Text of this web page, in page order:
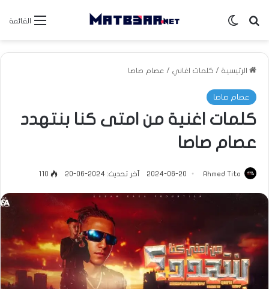
القائمة بحث عنالوضع المظلم
الرئيسية / كلمات اغاني / عصام صاصا
عصام صاصا
كلمات اغنية من امتى كنا بنتهدد
عصام صاصا
Ahmed Tito
2024-06-20 آخر تحديث: 2024-06-20 110